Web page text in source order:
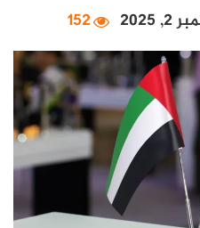
152